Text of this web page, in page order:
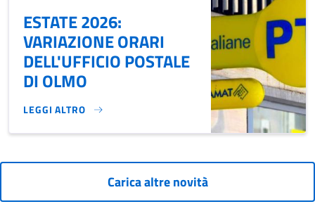
ESTATE 2026:
VARIAZIONE ORARI
DELL'UFFICIO POSTALE
DI OLMO
LEGGI ALTRO
ESTATE 2026: VARIAZIONE ORARI DELL'UFFICIO POSTALE DI
Carica altre novità